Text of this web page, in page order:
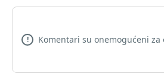
! Komentari su onemogućeni za